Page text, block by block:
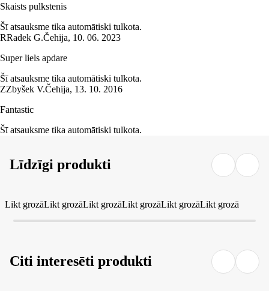
Skaists pulkstenis
Šī atsauksme tika automātiski tulkota.
RRadek G.Čehija, 10. 06. 2023
Super liels apdare
Šī atsauksme tika automātiski tulkota.
ZZbyšek V.Čehija, 13. 10. 2016
Fantastic
Šī atsauksme tika automātiski tulkota.
Līdzīgi produkti
Likt grozāLikt grozāLikt grozāLikt grozāLikt grozāLikt grozā
Citi interesēti produkti